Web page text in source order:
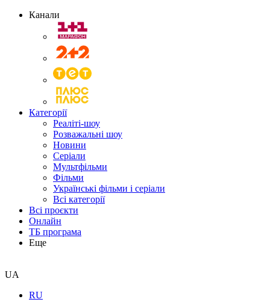
Канали
Категорії
Реаліті-шоу
Розважальні шоу
Новини
Серіали
Мультфільми
Фільми
Українські фільми і серіали
Всі категорії
Всі проєкти
Онлайн
ТБ програма
Еще
UA
RU